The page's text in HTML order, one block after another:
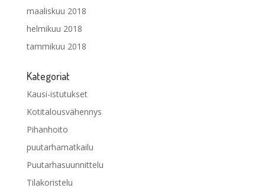
maaliskuu 2018
helmikuu 2018
tammikuu 2018
Kategoriat
Kausi-istutukset
Kotitalousvähennys
Pihanhoito
puutarhamatkailu
Puutarhasuunnittelu
Tilakoristelu